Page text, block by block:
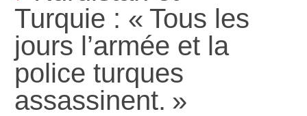
Turquie : « Tous les
jours l’armée et la
police turques
assassinent. »